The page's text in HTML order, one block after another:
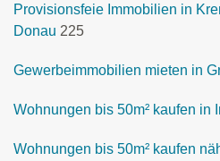
Provisionsfeie Immobilien in
Donau 225
Gewerbeimmobilien mieten in
Wohnungen bis 50m² kaufen in
Wohnungen bis 50m² kaufen